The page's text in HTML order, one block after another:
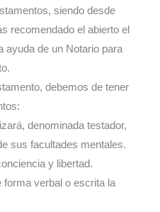
siendo desde
recomendado el abierto el
ayuda de un Notario para
debemos de tener
denominada testador,
sus facultades mentales.
y libertad.
forma verbal o escrita la